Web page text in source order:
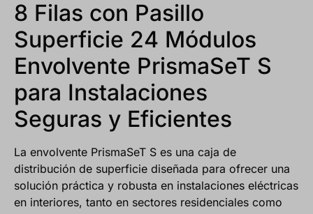
8 Filas con Pasillo
Superficie 24 Módulos
Envolvente PrismaSeT S
para Instalaciones
Seguras y Eficientes
La envolvente PrismaSeT S es una caja de
distribución de superficie diseñada para ofrecer una
solución práctica y robusta en instalaciones eléctricas
en interiores, tanto en sectores residenciales como